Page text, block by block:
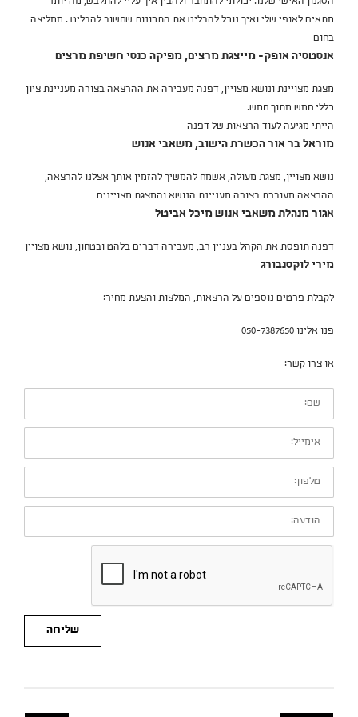
מתאים לאופי שלי ואיך נוכל להבליט את התכונות שחשוב להבליט . ממליצה
בחום
אנסטסיה אופק- מייצגת מרצים, מפיקה כנסי חשיפת מרצים
מצגת מצויינת ונושא מצויין, דפנה מעבירה את ההרצאה בצורה מעניינת ציון
כללי חמש מתוך חמש.
הייתי מגיעה לעוד הרצאות של דפנה
מוראל בר אור הכשרת הישוב, משאבי אנוש
נושא מצויין, מצגת מעולה, אשמח להמשיך להזמין אותך אצלנו להרצאה,
ההרצאה מעוברת בצורה מעניינת הנושא והמצגת מצויינים
אגור מנהלת משאבי אנוש מיכל אביטל
דפנה תופסת את הקהל בעניין רב, מעבירה דברים בלהט ובטחון, נושא מצויין
מירי לוקסנבורג
לקבלת פרטים נוספים על הרצאות, המלצות והצעת מחיר:
פנו אלינו 050-7387650
או צרו קשר:
שם:
אימייל:
טלפון:
הודעה:
שליחה